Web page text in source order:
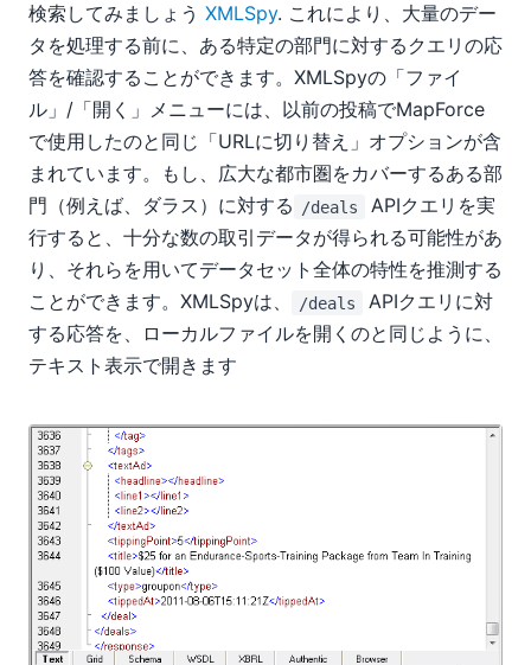
検索してみましょう XMLSpy. これにより、大量のデー
タを処理する前に、ある特定の部門に対するクエリの応
答を確認することができます。XMLSpyの「ファイ
ル」/「開く」メニューには、以前の投稿でMapForce
で使用したのと同じ「URLに切り替え」オプションが含
まれています。もし、広大な都市圏をカバーするある部
門（例えば、ダラス）に対する
/deals
APIクエリを実
行すると、十分な数の取引データが得られる可能性があ
り、それらを用いてデータセット全体の特性を推測する
ことができます。XMLSpyは、
/deals
APIクエリに対
する応答を、ローカルファイルを開くのと同じように、
テキスト表示で開きます